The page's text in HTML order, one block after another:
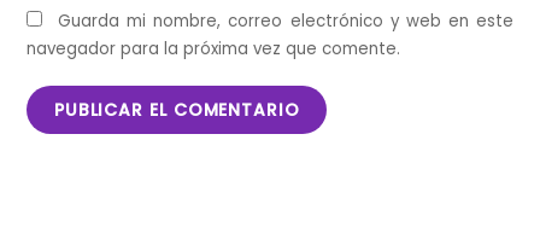
Guarda mi nombre, correo electrónico y web en este
navegador para la próxima vez que comente.